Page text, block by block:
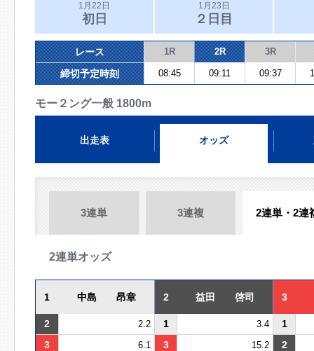
1月22日
初日
1月23日
２日目
レース 1R 2R 3R
締切予定時刻 08:45 09:11 09:37
モー２ング一般 1800m
出走表 オッズ
3連単 3連複 2連単・2連
2連単オッズ
1 中島 昂章 2 益田 啓司 3
2 2.2 1 3.4
1
3
6.1 3 15.2
2